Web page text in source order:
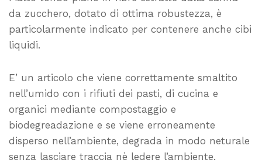
da zucchero, dotato di ottima robustezza, è
particolarmente indicato per contenere anche cibi
liquidi.
E’ un articolo che viene correttamente smaltito
nell’umido con i rifiuti dei pasti, di cucina e
organici mediante compostaggio e
biodegreadazione e se viene erroneamente
disperso nell’ambiente, degrada in modo neturale
senza lasciare traccia nè ledere l’ambiente.